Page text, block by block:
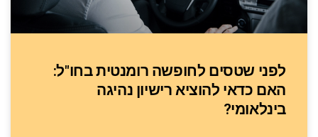
לפני שטסים לחופשה רומנטית בחו"ל:
האם כדאי להוציא רישיון נהיגה
בינלאומי?